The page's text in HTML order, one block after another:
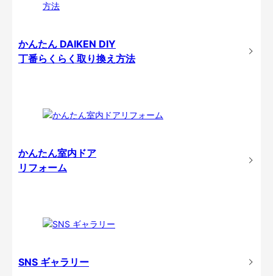
かんたん DAIKEN DIY
丁番らくらく取り換え方法
かんたん室内ドア
リフォーム
SNS ギャラリー